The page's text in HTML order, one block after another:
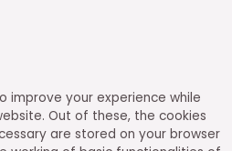
improve your experience while
Out of these, the cookies
are stored on your browser